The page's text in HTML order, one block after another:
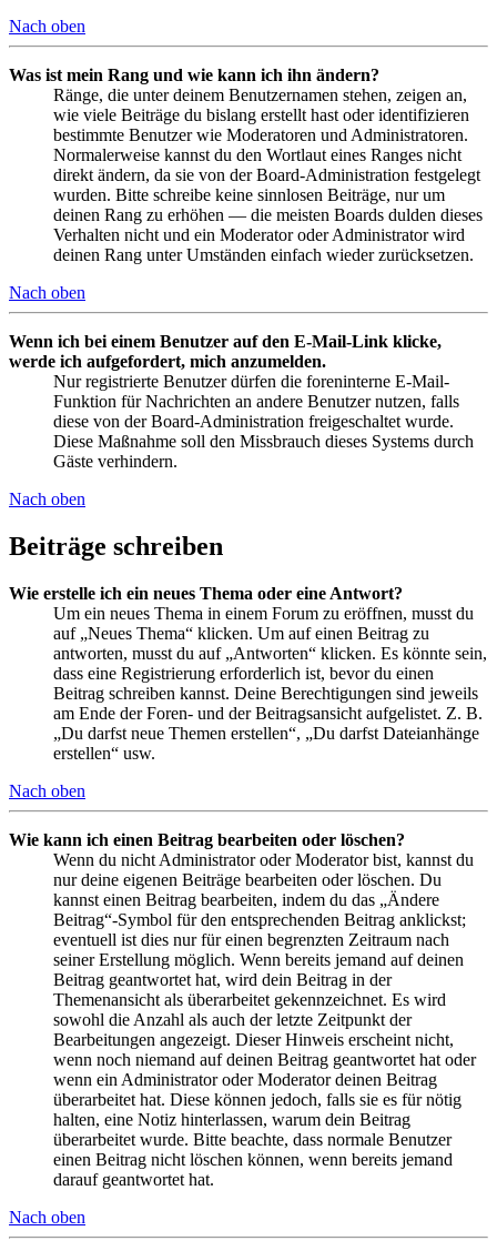
Nach oben
Was ist mein Rang und wie kann ich ihn ändern?
Ränge, die unter deinem Benutzernamen stehen, zeigen an,
wie viele Beiträge du bislang erstellt hast oder identifizieren
bestimmte Benutzer wie Moderatoren und Administratoren.
Normalerweise kannst du den Wortlaut eines Ranges nicht
direkt ändern, da sie von der Board-Administration festgelegt
wurden. Bitte schreibe keine sinnlosen Beiträge, nur um
deinen Rang zu erhöhen — die meisten Boards dulden dieses
Verhalten nicht und ein Moderator oder Administrator wird
deinen Rang unter Umständen einfach wieder zurücksetzen.
Nach oben
Wenn ich bei einem Benutzer auf den E-Mail-Link klicke,
werde ich aufgefordert, mich anzumelden.
Nur registrierte Benutzer dürfen die foreninterne E-Mail-
Funktion für Nachrichten an andere Benutzer nutzen, falls
diese von der Board-Administration freigeschaltet wurde.
Diese Maßnahme soll den Missbrauch dieses Systems durch
Gäste verhindern.
Nach oben
Beiträge schreiben
Wie erstelle ich ein neues Thema oder eine Antwort?
Um ein neues Thema in einem Forum zu eröffnen, musst du
auf „Neues Thema“ klicken. Um auf einen Beitrag zu
antworten, musst du auf „Antworten“ klicken. Es könnte sein,
dass eine Registrierung erforderlich ist, bevor du einen
Beitrag schreiben kannst. Deine Berechtigungen sind jeweils
am Ende der Foren- und der Beitragsansicht aufgelistet. Z. B.
„Du darfst neue Themen erstellen“, „Du darfst Dateianhänge
erstellen“ usw.
Nach oben
Wie kann ich einen Beitrag bearbeiten oder löschen?
Wenn du nicht Administrator oder Moderator bist, kannst du
nur deine eigenen Beiträge bearbeiten oder löschen. Du
kannst einen Beitrag bearbeiten, indem du das „Ändere
Beitrag“-Symbol für den entsprechenden Beitrag anklickst;
eventuell ist dies nur für einen begrenzten Zeitraum nach
seiner Erstellung möglich. Wenn bereits jemand auf deinen
Beitrag geantwortet hat, wird dein Beitrag in der
Themenansicht als überarbeitet gekennzeichnet. Es wird
sowohl die Anzahl als auch der letzte Zeitpunkt der
Bearbeitungen angezeigt. Dieser Hinweis erscheint nicht,
wenn noch niemand auf deinen Beitrag geantwortet hat oder
wenn ein Administrator oder Moderator deinen Beitrag
überarbeitet hat. Diese können jedoch, falls sie es für nötig
halten, eine Notiz hinterlassen, warum dein Beitrag
überarbeitet wurde. Bitte beachte, dass normale Benutzer
einen Beitrag nicht löschen können, wenn bereits jemand
darauf geantwortet hat.
Nach oben